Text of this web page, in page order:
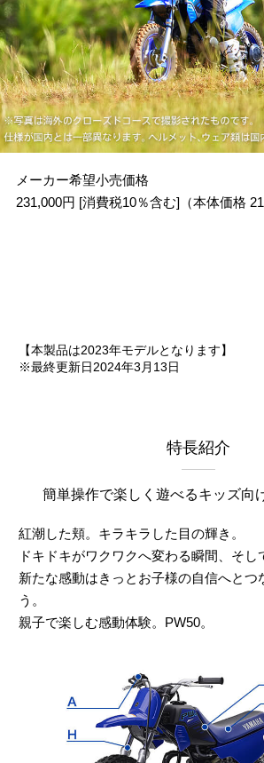
メーカー希望小売価格
231,000円 [消費税10％含む]（本体価格
【本製品は2023年モデルとなります】
※最終更新日2024年3月13日
特長紹介
簡単操作で楽しく遊べるキッズ向
紅潮した頬。キラキラした目の輝き。
ドキドキがワクワクへ変わる瞬間、そし
新たな感動はきっとお子様の自信へとつ
う。
親子で楽しむ感動体験。PW50。